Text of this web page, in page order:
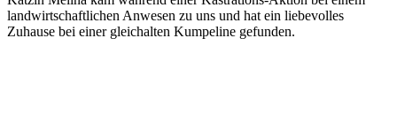
landwirtschaftlichen Anwesen zu uns und hat ein liebevolles
Zuhause bei einer gleichalten Kumpeline gefunden.